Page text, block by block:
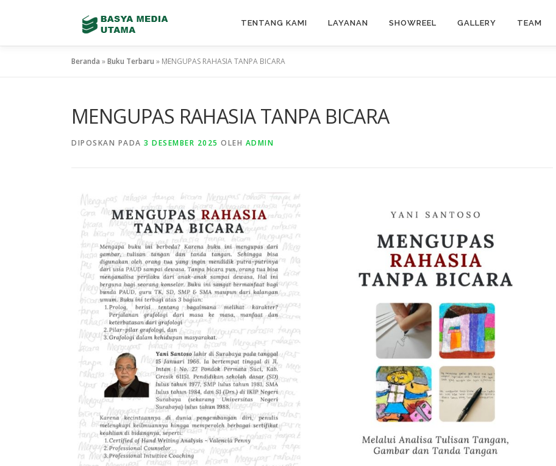
TENTANG KAMI LAYANAN SHOWREEL GALLERY TEAM
Beranda »Buku Terbaru » MENGUPAS RAHASIA TANPA BICARA
MENGUPAS RAHASIA TANPA BICARA
DIPOSKAN PADA 3 DESEMBER 2025 OLEH ADMIN